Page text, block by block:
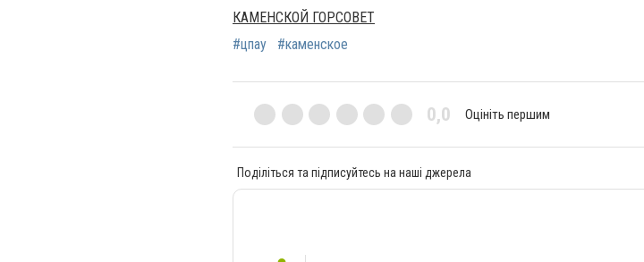
КАМЕНСКОЙ ГОРСОВЕТ
#цпау
#каменское
0,0 Оцініть першим
Поділіться та підписуйтесь на наші джерела